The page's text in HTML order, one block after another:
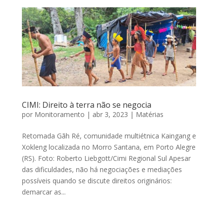
CIMI: Direito à terra não se negocia
por Monitoramento | abr 3, 2023 | Matérias
Retomada Gãh Ré, comunidade multiétnica Kaingang e
Xokleng localizada no Morro Santana, em Porto Alegre
(RS). Foto: Roberto Liebgott/Cimi Regional Sul Apesar
das dificuldades, não há negociações e mediações
possíveis quando se discute direitos originários:
demarcar as...